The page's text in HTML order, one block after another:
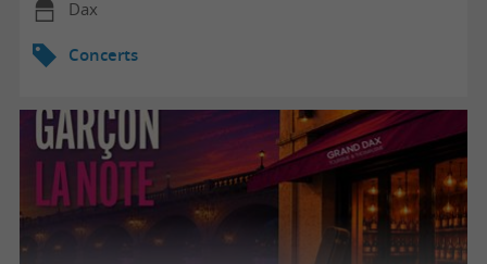
Dax
Concerts